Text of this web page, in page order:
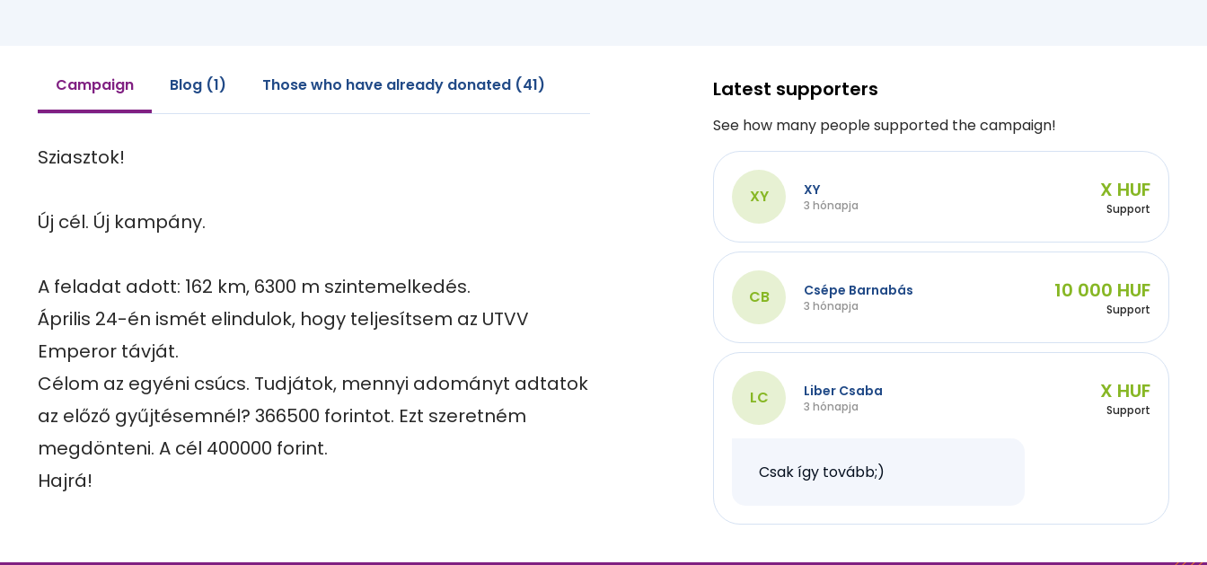
Campaign Blog (1) Those who have already donated (41)
Sziasztok!
Új cél. Új kampány.
A feladat adott: 162 km, 6300 m szintemelkedés.
Április 24-én ismét elindulok, hogy teljesítsem az UTVV
Emperor távját.
Célom az egyéni csúcs. Tudjátok, mennyi adományt adtatok
az előző gyűjtésemnél? 366500 forintot. Ezt szeretném
megdönteni. A cél 400000 forint.
Hajrá!
Latest supporters
See how many people supported the campaign!
XY XY
3 hónapja
X HUF
Support
CB Csépe Barnabás
3 hónapja
10 000 HUF
Support
LC Liber Csaba
3 hónapja
X HUF
Support
Csak így tovább;)